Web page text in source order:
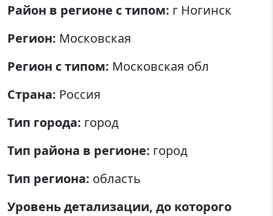
Район в регионе с типом: г Ногинск
Регион: Московская
Регион с типом: Московская обл
Страна: Россия
Тип города: город
Тип района в регионе: город
Тип региона: область
Уровень детализации, до которого